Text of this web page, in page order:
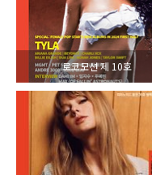
로코모션 제 10호